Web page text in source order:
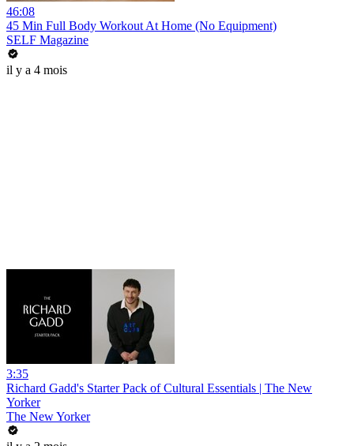
46:08
45 Min Full Body Workout At Home (No Equipment)
SELF Magazine
il y a 4 mois
3:35
Richard Gadd's Starter Pack of Cultural Essentials | The New
Yorker
The New Yorker